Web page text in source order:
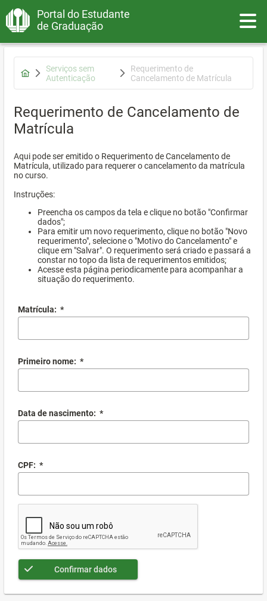
Portal do Estudante
de Graduação
Serviços sem
Autenticação
Requerimento de
Cancelamento de Matrícula
Requerimento de Cancelamento de
Matrícula
Aqui pode ser emitido o Requerimento de Cancelamento de
Matrícula, utilizado para requerer o cancelamento da matrícula
no curso.
Instruções:
Preencha os campos da tela e clique no botão "Confirmar
dados";
Para emitir um novo requerimento, clique no botão "Novo
requerimento", selecione o "Motivo do Cancelamento" e
clique em "Salvar". O requerimento será criado e passará a
constar no topo da lista de requerimentos emitidos;
Acesse esta página periodicamente para acompanhar a
situação do requerimento.
Matrícula: *
Primeiro nome: *
Data de nascimento: *
CPF: *
Confirmar dados